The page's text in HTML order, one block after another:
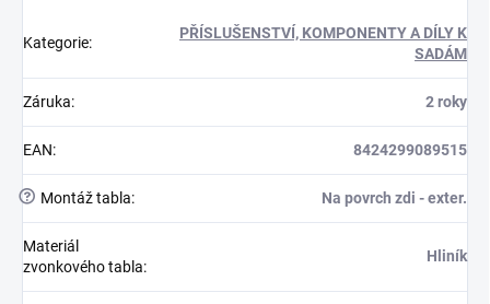
Kategorie:
PŘÍSLUŠENSTVÍ, KOMPONENTY A DÍLY K
SADÁM
Záruka: 2 roky
EAN: 8424299089515
? Montáž tabla: Na povrch zdi - exter.
Materiál
zvonkového tabla:
Hliník